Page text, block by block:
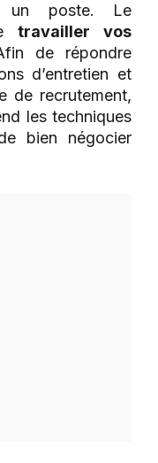
un poste. Le
travailler vos
de répondre
d’entretien et
de recrutement,
les techniques
bien négocier